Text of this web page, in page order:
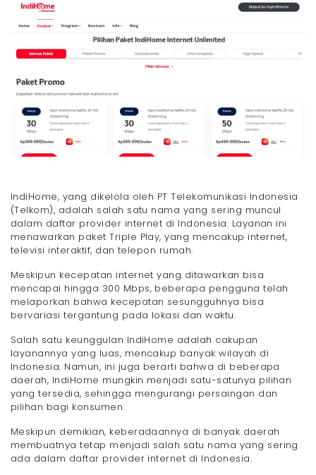
IndiHome, yang dikelola oleh PT Telekomunikasi Indonesia
(Telkom), adalah salah satu nama yang sering muncul
dalam daftar provider internet di Indonesia. Layanan ini
menawarkan paket Triple Play, yang mencakup internet,
televisi interaktif, dan telepon rumah.
Meskipun kecepatan internet yang ditawarkan bisa
mencapai hingga 300 Mbps, beberapa pengguna telah
melaporkan bahwa kecepatan sesungguhnya bisa
bervariasi tergantung pada lokasi dan waktu.
Salah satu keunggulan IndiHome adalah cakupan
layanannya yang luas, mencakup banyak wilayah di
Indonesia. Namun, ini juga berarti bahwa di beberapa
daerah, IndiHome mungkin menjadi satu-satunya pilihan
yang tersedia, sehingga mengurangi persaingan dan
pilihan bagi konsumen.
Meskipun demikian, keberadaannya di banyak daerah
membuatnya tetap menjadi salah satu nama yang sering
ada dalam daftar provider internet di Indonesia.